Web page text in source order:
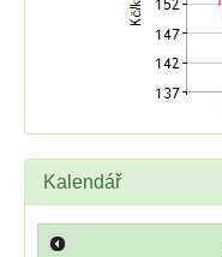
Kalendář